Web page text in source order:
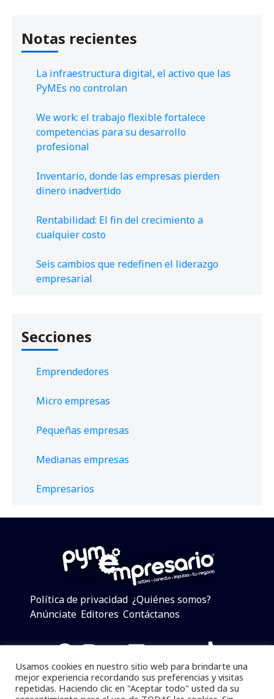
Notas recientes
La infraestructura digital, el activo que las
PyMEs no controlan
We work: el trabajo flexible fortalece
competencias para su desarrollo
profesional
Inventario, donde las empresas pierden
dinero inadvertido
Rentabilidad: El fin del crecimiento a
cualquier costo
Seis cambios que redefinen el liderazgo
empresarial
Secciones
Emprendedores
Micro empresas
Pequeñas empresas
Medianas empresas
Empresarios
Política de privacidad ¿Quiénes somos?
Anúnciate Editores Contáctanos
Facebook
Instagram
Twitter
LinkedIn
Telegram
YouTube
TikTok
Usamos cookies en nuestro sitio web para brindarte una
mejor experiencia recordando sus preferencias y visitas
repetidas. Haciendo clic en "Aceptar todo" usted da su